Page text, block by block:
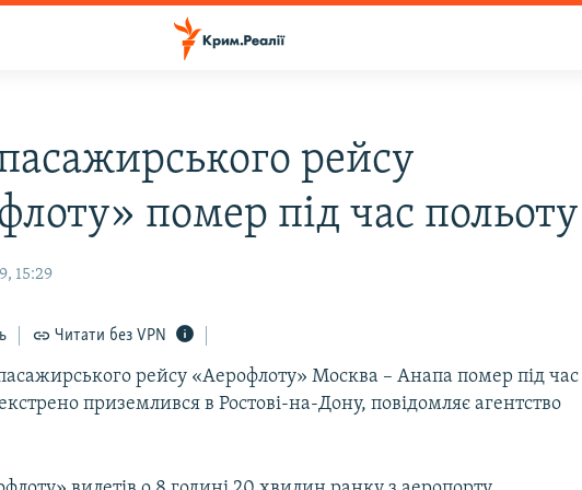
рейсу
помер під час польоту
15:29
Читати без VPN
рейсу «Аерофлоту» Москва – Анапа помер під час
приземлився в Ростові-на-Дону, повідомляє агентство